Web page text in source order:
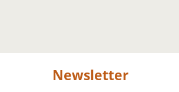
Newsletter